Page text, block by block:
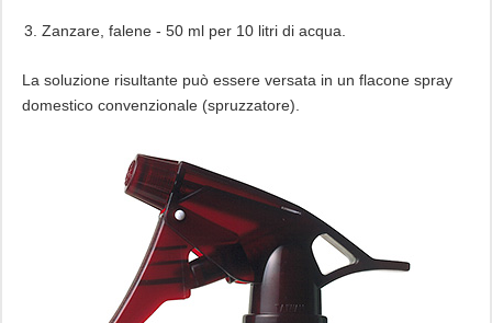
Zanzare, falene - 50 ml per 10 litri di acqua.
La soluzione risultante può essere versata in un flacone spray
domestico convenzionale (spruzzatore).